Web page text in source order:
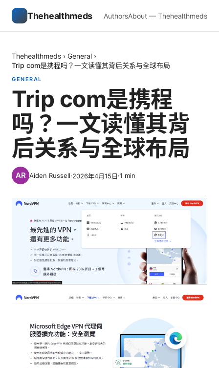
Thehealthmeds AuthorsAbout — Thehealthmeds
Thehealthmeds › General ›
Trip com是携程吗？一文读懂其背后关系与全球布局
GENERAL
Trip com是携程
吗？一文读懂其背
后关系与全球布局
Aiden Russell·2026年4月15日·1 min